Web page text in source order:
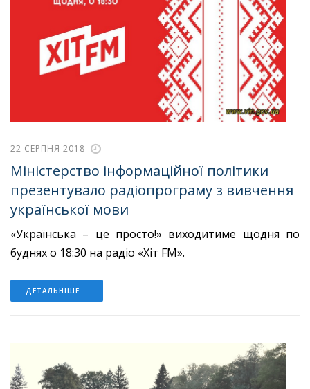
22 СЕРПНЯ 2018
Міністерство інформаційної політики
презентувало радіопрограму з вивчення
української мови
«Українська – це просто!» виходитиме щодня по
буднях о 18:30 на радіо «Хіт FM».
ДЕТАЛЬНІШЕ...